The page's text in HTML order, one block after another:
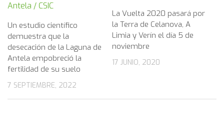
Un estudio científico
demuestra que la
desecación de la Laguna de
Antela empobreció la
fertilidad de su suelo
7 SEPTIEMBRE, 2022
La Vuelta 2020 pasará por
la Terra de Celanova, A
Limia y Verín el día 5 de
noviembre
17 JUNIO, 2020